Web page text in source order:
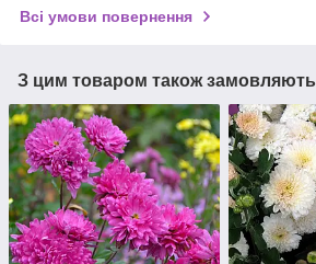
Всі умови повернення
З цим товаром також замовляють